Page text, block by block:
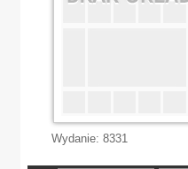
Wydanie: 8331